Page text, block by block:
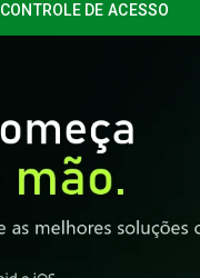
CONTROLE DE ACESSO